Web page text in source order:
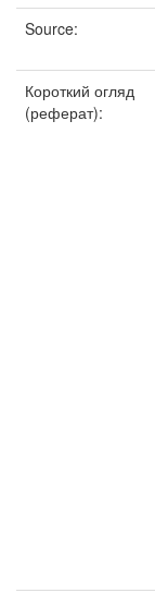
Source:
Короткий огляд
(реферат):